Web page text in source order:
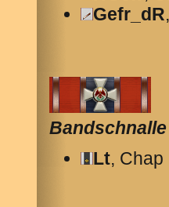
Gefr_dR
Lt, Chap